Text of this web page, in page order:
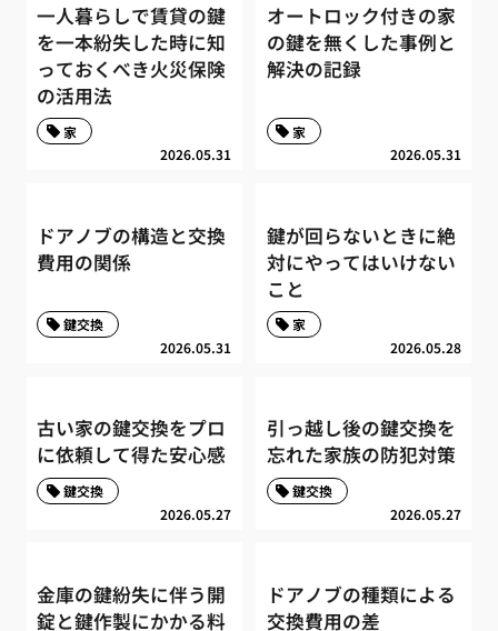
一人暮らしで賃貸の鍵
を一本紛失した時に知
っておくべき火災保険
の活用法
2026.05.31
家
オートロック付きの家
の鍵を無くした事例と
解決の記録
2026.05.31
家
ドアノブの構造と交換
費用の関係
2026.05.31
鍵交換
鍵が回らないときに絶
対にやってはいけない
こと
2026.05.28
家
古い家の鍵交換をプロ
に依頼して得た安心感
2026.05.27
鍵交換
引っ越し後の鍵交換を
忘れた家族の防犯対策
2026.05.27
鍵交換
金庫の鍵紛失に伴う開
錠と鍵作製にかかる料
ドアノブの種類による
交換費用の差